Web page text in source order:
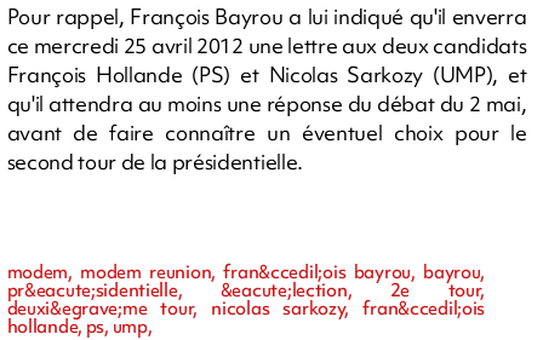
Pour rappel, François Bayrou a lui indiqué qu'il enverra
ce mercredi 25 avril 2012 une lettre aux deux candidats
François Hollande (PS) et Nicolas Sarkozy (UMP), et
qu'il attendra au moins une réponse du débat du 2 mai,
avant de faire connaître un éventuel choix pour le
second tour de la présidentielle.
modem, modem reunion, fran&ccedil;ois bayrou, bayrou,
pr&eacute;sidentielle, &eacute;lection, 2e tour,
deuxi&egrave;me tour, nicolas sarkozy, fran&ccedil;ois
hollande, ps, ump,